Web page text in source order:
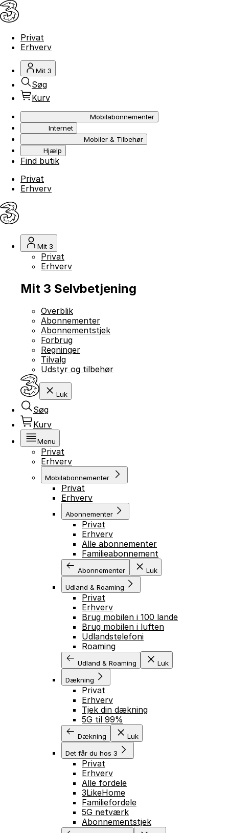
Privat
Erhverv
Mit 3
Søg
Kurv
Mobilabonnementer
Internet
Mobiler & Tilbehør
Hjælp
Find butik
Privat
Erhverv
Mit 3
Privat
Erhverv
Mit 3 Selvbetjening
Overblik
Abonnementer
Abonnementstjek
Forbrug
Regninger
Tilvalg
Udstyr og tilbehør
Luk
Søg
Kurv
Menu
Privat
Erhverv
Mobilabonnementer
Privat
Erhverv
Abonnementer
Privat
Erhverv
Alle abonnementer
Familieabonnement
Abonnementer Luk
Udland & Roaming
Privat
Erhverv
Brug mobilen i 100 lande
Brug mobilen i luften
Udlandstelefoni
Roaming
Udland & Roaming Luk
Dækning
Privat
Erhverv
Tjek din dækning
5G til 99%
Dækning Luk
Det får du hos 3
Privat
Erhverv
Alle fordele
3LikeHome
Familiefordele
5G netværk
Abonnementstjek